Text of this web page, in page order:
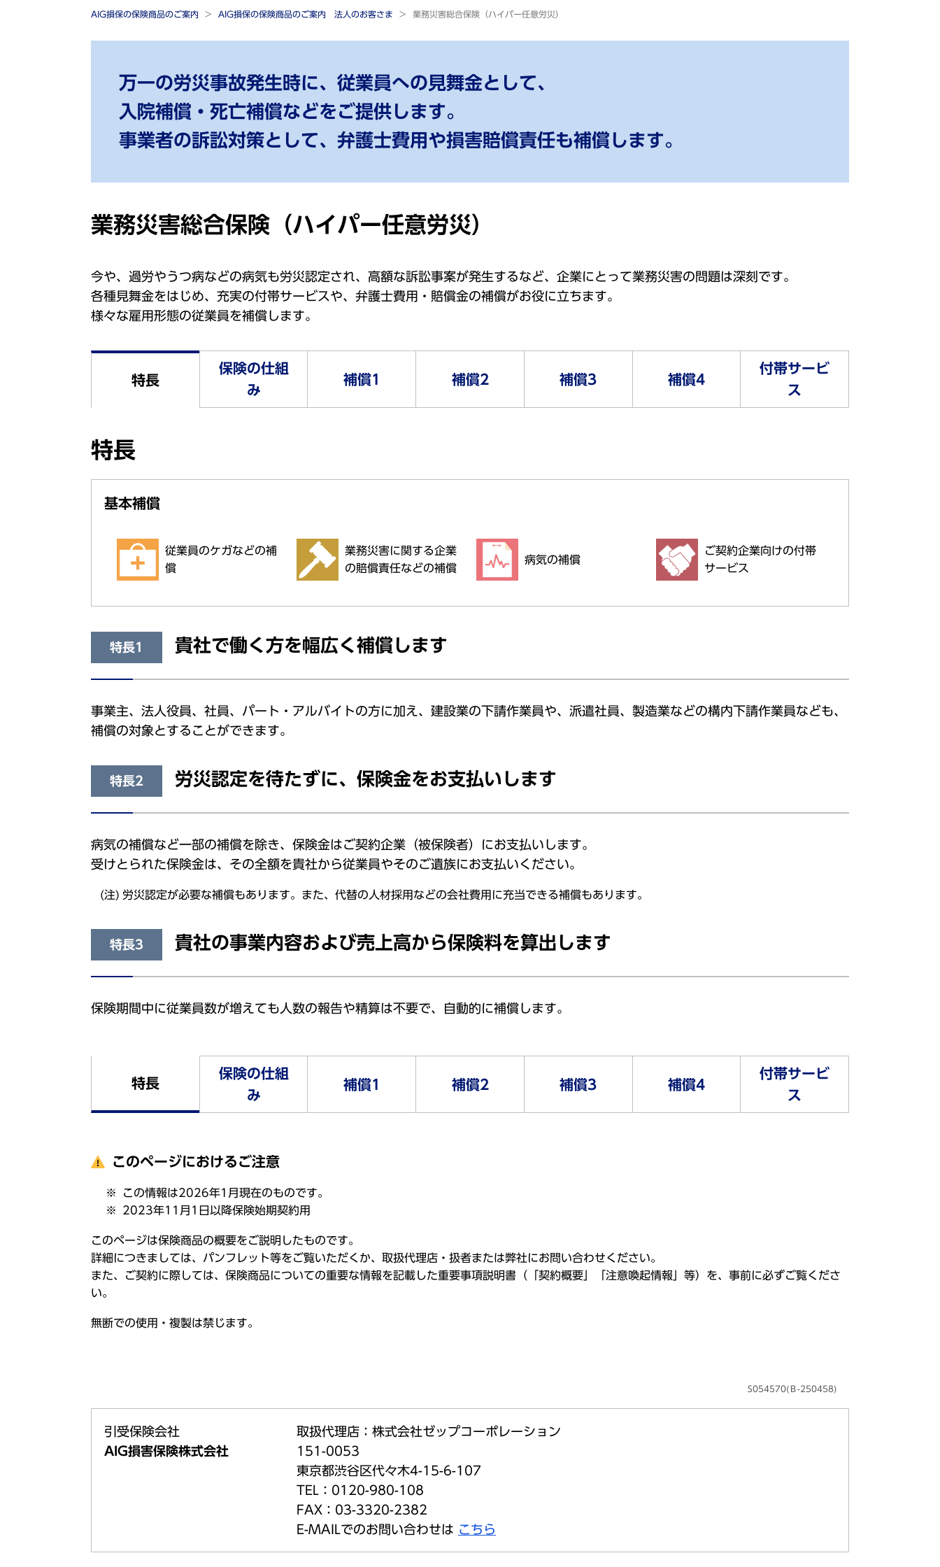
AIG損保の保険商品のご案内 AIG損保の保険商品のご案内 法人のお客さま 業務災害総合保険（ハイパー任意労災）
万一の労災事故発生時に、従業員への見舞金として、
入院補償・死亡補償などをご提供します。
事業者の訴訟対策として、弁護士費用や損害賠償責任も補償します。
業務災害総合保険（ハイパー任意労災）
今や、過労やうつ病などの病気も労災認定され、高額な訴訟事案が発生するなど、企業にとって業務災害の問題は深刻です。
各種見舞金をはじめ、充実の付帯サービスや、弁護士費用・賠償金の補償がお役に立ちます。
様々な雇用形態の従業員を補償します。
特長
保険の仕組
み
補償1 補償2 補償3 補償4
付帯サービ
ス
特長
基本補償
従業員のケガなどの補
償
業務災害に関する企業
の賠償責任などの補償
病気の補償
ご契約企業向けの付帯
サービス
特長1 貴社で働く方を幅広く補償します
事業主、法人役員、社員、パート・アルバイトの方に加え、建設業の下請作業員や、派遣社員、製造業などの構内下請作業員なども、
補償の対象とすることができます。
特長2 労災認定を待たずに、保険金をお支払いします
病気の補償など一部の補償を除き、保険金はご契約企業（被保険者）にお支払いします。
受けとられた保険金は、その全額を貴社から従業員やそのご遺族にお支払いください。
労災認定が必要な補償もあります。また、代替の人材採用などの会社費用に充当できる補償もあります。
特長3 貴社の事業内容および売上高から保険料を算出します
保険期間中に従業員数が増えても人数の報告や精算は不要で、自動的に補償します。
特長
保険の仕組
み
補償1 補償2 補償3 補償4
付帯サービ
ス
このページにおけるご注意
この情報は2026年1月現在のものです。
2023年11月1日以降保険始期契約用
このページは保険商品の概要をご説明したものです。
詳細につきましては、パンフレット等をご覧いただくか、取扱代理店・扱者または弊社にお問い合わせください。
また、ご契約に際しては、保険商品についての重要な情報を記載した重要事項説明書（「契約概要」「注意喚起情報」等）を、事前に必ずご覧くださ
い。
無断での使用・複製は禁じます。
S054570(Ｂ-250458)
引受保険会社
AIG損害保険株式会社
取扱代理店：株式会社ゼップコーポレーション
151-0053
東京都渋谷区代々木4-15-6-107
TEL：0120-980-108
FAX：03-3320-2382
E-MAILでのお問い合わせは こちら